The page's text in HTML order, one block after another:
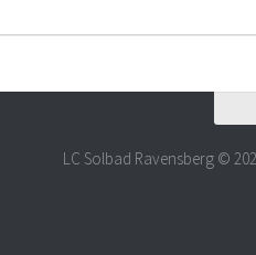
LC Solbad Ravensberg ©